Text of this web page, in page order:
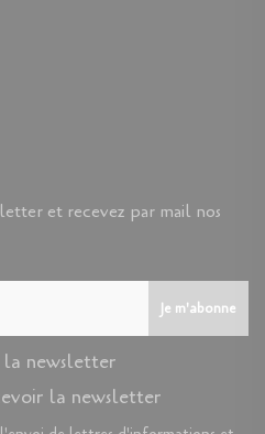
et recevez par mail nos
Je m'abonne
la newsletter
la newsletter